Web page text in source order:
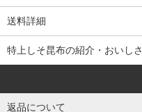
送料詳細
特上しそ昆布の紹介・おいし
返品について